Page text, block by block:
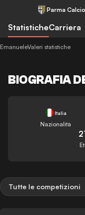
Parma
StatisticheCarriera
EmanueleValeri statistiche
BIOGRAFIA
Italia
Nazionalità
Tutte le competizioni